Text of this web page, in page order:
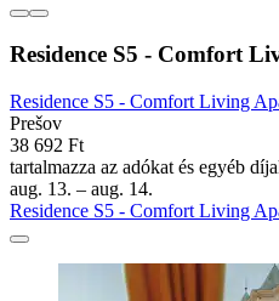
Residence S5 - Comfort
Residence S5 - Comfort Living
Prešov
38 692 Ft
tartalmazza az adókat és egyéb
aug. 13. – aug. 14.
Residence S5 - Comfort Living